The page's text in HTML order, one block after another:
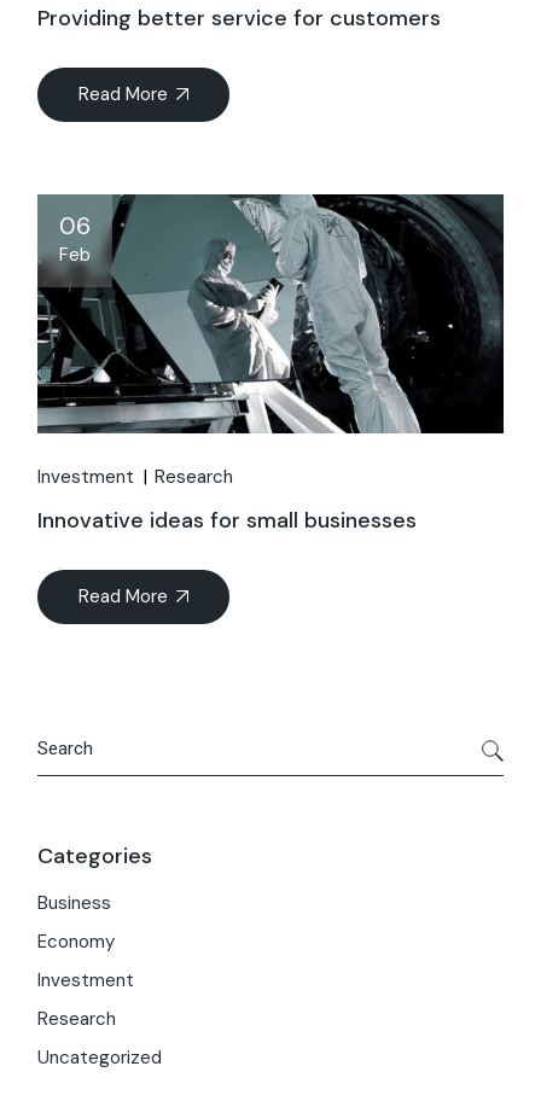
Providing better service for customers
Read More
06
Feb
Investment Research
Innovative ideas for small businesses
Read More
Categories
Business
Economy
Investment
Research
Uncategorized